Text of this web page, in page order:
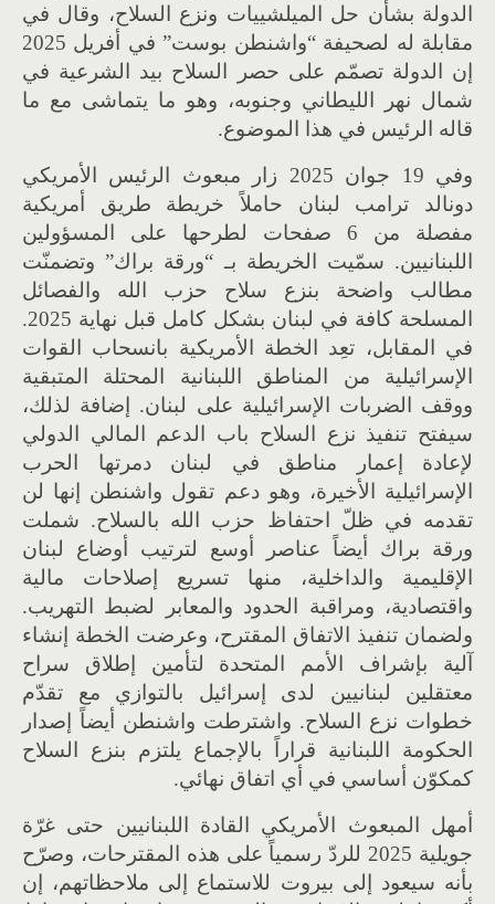
الدولة بشأن حل الميلشييات ونزع السلاح، وقال في
مقابلة له لصحيفة “واشنطن بوست” في أفريل 2025
إن الدولة تصمّم على حصر السلاح بيد الشرعية في
شمال نهر الليطاني وجنوبه، وهو ما يتماشى مع ما
قاله الرئيس في هذا الموضوع.
وفي 19 جوان 2025 زار مبعوث الرئيس الأمريكي
دونالد ترامب لبنان حاملاً خريطة طريق أمريكية
مفصلة من 6 صفحات لطرحها على المسؤولين
اللبنانيين. سمّيت الخريطة بـ “ورقة براك” وتضمنّت
مطالب واضحة بنزع سلاح حزب الله والفصائل
المسلحة كافة في لبنان بشكل كامل قبل نهاية 2025.
في المقابل، تعِد الخطة الأمريكية بانسحاب القوات
الإسرائيلية من المناطق اللبنانية المحتلة المتبقية
ووقف الضربات الإسرائيلية على لبنان. إضافة لذلك،
سيفتح تنفيذ نزع السلاح باب الدعم المالي الدولي
لإعادة إعمار مناطق في لبنان دمرتها الحرب
الإسرائيلية الأخيرة، وهو دعم تقول واشنطن إنها لن
تقدمه في ظلّ احتفاظ حزب الله بالسلاح. شملت
ورقة براك أيضاً عناصر أوسع لترتيب أوضاع لبنان
الإقليمية والداخلية، منها تسريع إصلاحات مالية
واقتصادية، ومراقبة الحدود والمعابر لضبط التهريب.
ولضمان تنفيذ الاتفاق المقترح، وعرضت الخطة إنشاء
آلية بإشراف الأمم المتحدة لتأمين إطلاق سراح
معتقلين لبنانيين لدى إسرائيل بالتوازي مع تقدّم
خطوات نزع السلاح. واشترطت واشنطن أيضاً إصدار
الحكومة اللبنانية قراراً بالإجماع يلتزم بنزع السلاح
كمكوّن أساسي في أي اتفاق نهائي.
أمهل المبعوث الأمريكي القادة اللبنانيين حتى غرّة
جويلية 2025 للردّ رسمياً على هذه المقترحات، وصرّح
بأنه سيعود إلى بيروت للاستماع إلى ملاحظاتهم، إن